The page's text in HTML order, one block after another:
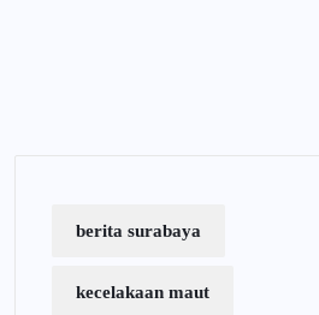
berita surabaya
kecelakaan maut